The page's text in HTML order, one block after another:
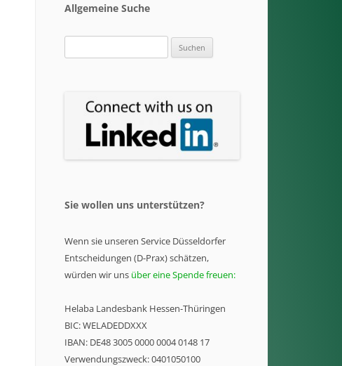
Allgemeine Suche
nach:
Sie wollen uns unterstützen?
Wenn sie unseren Service Düsseldorfer
Entscheidungen (D-Prax) schätzen,
würden wir uns über eine Spende freuen:
Helaba Landesbank Hessen-Thüringen
BIC: WELADEDDXXX
IBAN: DE48 3005 0000 0004 0148 17
Verwendungszweck: 0401050100